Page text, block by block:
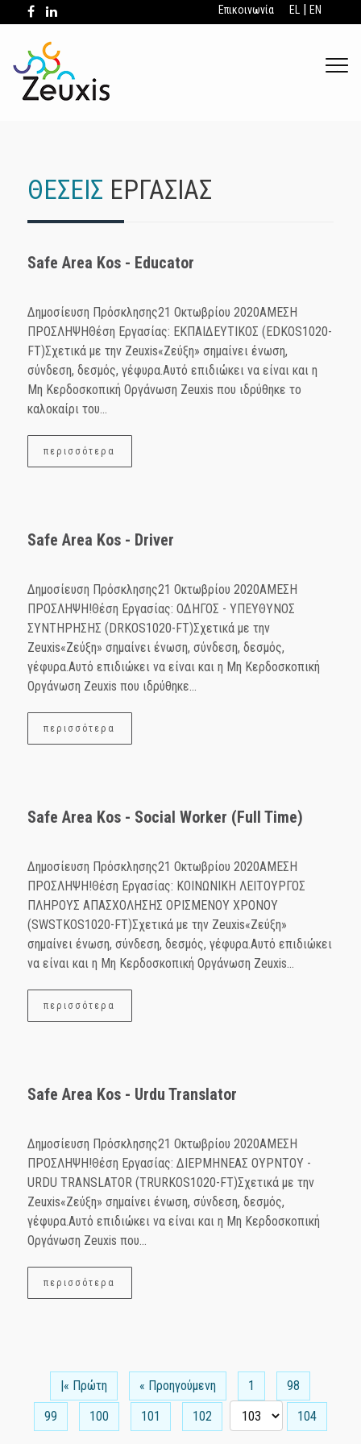
Επικοινωνία EL| EN
.
ΘΕΣΕΙΣ ΕΡΓΑΣΙΑΣ
Safe Area Kos - Educator
Δημοσίευση Πρόσκλησης21 Οκτωβρίου 2020ΑΜΕΣΗ
ΠΡΟΣΛΗΨΗΘέση Εργασίας: ΕΚΠΑΙΔΕΥΤΙΚΟΣ (EDKOS1020-
FT)Σχετικά με την Zeuxis«Ζεύξη» σημαίνει ένωση,
σύνδεση, δεσμός, γέφυρα.Αυτό επιδιώκει να είναι και η
Μη Κερδοσκοπική Οργάνωση Ζeuxis που ιδρύθηκε το
καλοκαίρι του...
περισσότερα
Safe Area Kos - Driver
Δημοσίευση Πρόσκλησης21 Οκτωβρίου 2020ΑΜΕΣΗ
ΠΡΟΣΛΗΨΗ!Θέση Εργασίας: ΟΔΗΓΟΣ - ΥΠΕΥΘΥΝΟΣ
ΣΥΝΤΗΡΗΣΗΣ (DRKOS1020-FT)Σχετικά με την
Zeuxis«Ζεύξη» σημαίνει ένωση, σύνδεση, δεσμός,
γέφυρα.Αυτό επιδιώκει να είναι και η Μη Κερδοσκοπική
Οργάνωση Ζeuxis που ιδρύθηκε...
περισσότερα
Safe Area Kos - Social Worker (Full Time)
Δημοσίευση Πρόσκλησης21 Οκτωβρίου 2020ΑΜΕΣΗ
ΠΡΟΣΛΗΨΗ!Θέση Εργασίας: ΚΟΙΝΩΝΙΚΗ ΛΕΙΤΟΥΡΓΟΣ
ΠΛΗΡΟΥΣ ΑΠΑΣΧΟΛΗΣΗΣ ΟΡΙΣΜΕΝΟΥ ΧΡΟΝΟΥ
(SWSTKOS1020-FT)Σχετικά με την Zeuxis«Ζεύξη»
σημαίνει ένωση, σύνδεση, δεσμός, γέφυρα.Αυτό επιδιώκει
να είναι και η Μη Κερδοσκοπική Οργάνωση Ζeuxis...
περισσότερα
Safe Area Kos - Urdu Translator
Δημοσίευση Πρόσκλησης21 Οκτωβρίου 2020ΑΜΕΣΗ
ΠΡΟΣΛΗΨΗ!Θέση Εργασίας: ΔΙΕΡΜΗΝΕΑΣ ΟΥΡΝΤΟΥ -
URDU TRANSLATOR (TRURKOS1020-FT)Σχετικά με την
Zeuxis«Ζεύξη» σημαίνει ένωση, σύνδεση, δεσμός,
γέφυρα.Αυτό επιδιώκει να είναι και η Μη Κερδοσκοπική
Οργάνωση Ζeuxis που...
περισσότερα
|« Πρώτη « Προηγούμενη 1
98
99
100 101 102 104